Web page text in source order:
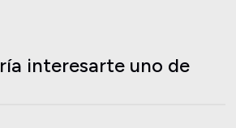
interesarte uno de